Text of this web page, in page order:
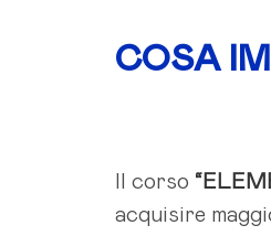
COSA
Il corso
acquisire